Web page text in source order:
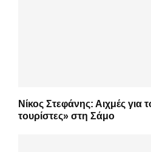
Νίκος Στεφάνης: Αιχμές για
τουρίστες» στη Σάμο